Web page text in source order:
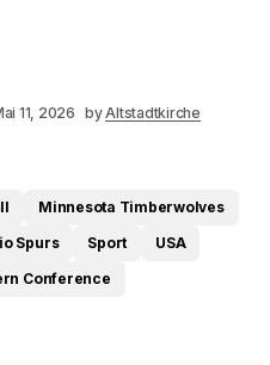
11, 2026 byAltstadtkirche
Minnesota Timberwolves
Spurs Sport
USA
Conference